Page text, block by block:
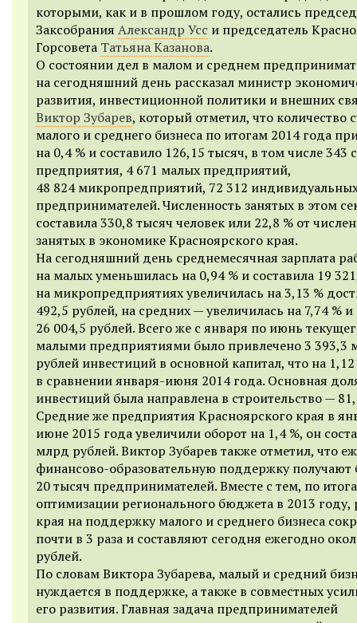
которыми, как и в прошлом году, остались
Заксобрания Александр Усс и председатель
Горсовета Татьяна Казанова.
О состоянии дел в малом и среднем
на сегодняшний день рассказал министр
развития, инвестиционной политики и внешних
Виктор Зубарев, который отметил, что количество
малого и среднего бизнеса по итогам 2014 года
на 0,4 % и составило 126,15 тысяч, в том числе 343
предприятия, 4 671 малых предприятий,
48 824 микропредприятий, 72 312
предпринимателей. Численность занятых в этом
составила 330,8 тысяч человек или 22,8 % от
занятых в экономике Красноярского края.
На сегодняшний день среднемесячная зарплата
на малых уменьшилась на 0,94 % и составила 19
на микропредприятиях увеличилась на 3,13 %
492,5 рублей, на средних — увеличилась на 7,74 % и
26 004,5 рублей. Всего же с января по июнь
малыми предприятиями было привлечено 3 393,3
рублей инвестиций в основной капитал, что на
в сравнении января-июня 2014 года. Основная
инвестиций была направлена в строительство —
Средние же предприятия Красноярского края в
июне 2015 года увеличили оборот на 1,4 %, он
млрд рублей. Виктор Зубарев также отметил, что
финансово-образовательную поддержку получают
20 тысяч предпринимателей. Вместе с тем, по
оптимизации регионального бюджета в 2013 году,
края на поддержку малого и среднего бизнеса
почти в 3 раза и составляют сегодня ежегодно
рублей.
По словам Виктора Зубарева, малый и средний
нуждается в поддержке, а также в совместных
его развития. Главная задача предпринимателей